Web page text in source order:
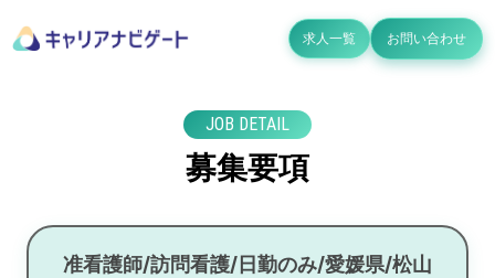
求人一覧 お問い合わせ
JOB DETAIL
募集要項
准看護師/訪問看護/日勤のみ/愛媛県/松山